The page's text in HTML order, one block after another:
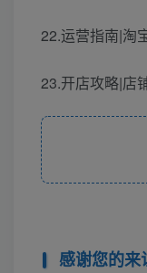
22.运营指南|淘
23.开店攻略|店
感谢您的来